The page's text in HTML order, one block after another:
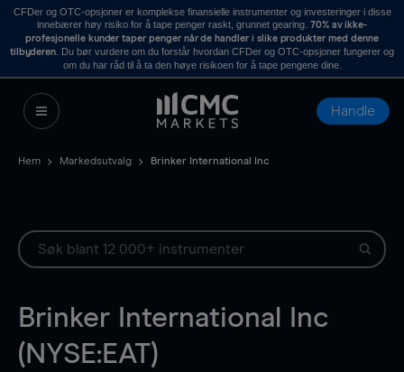
CFDer og OTC-opsjoner er komplekse finansielle instrumenter og investeringer i disse
innebærer høy risiko for å tape penger raskt, grunnet gearing. 70% av ikke-
profesjonelle kunder taper penger når de handler i slike produkter med denne
tilbyderen . Du bør vurdere om du forstår hvordan CFDer og OTC-opsjoner fungerer og
om du har råd til å ta den høye risikoen for å tape pengene dine.
Handle
Hem Markedsutvalg Brinker International Inc
Brinker International Inc
(NYSE:EAT)